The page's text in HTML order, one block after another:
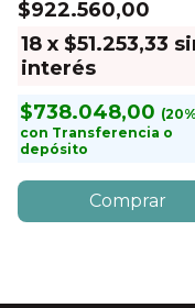
$922.560,00
18 x $51.253,33
interés
$738.048,00
con Transferencia o
depósito